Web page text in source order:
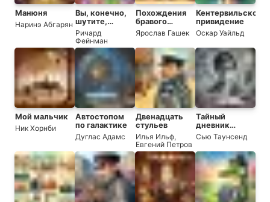
Манюня
Наринэ Абгарян
Вы, конечно,
шутите,
мистер
Фейнман!
Ричард
Фейнман
Похождения
бравого
солдата
Швейка
Ярослав Гашек
Кентервильское
привидение
Оскар Уайльд
Мой мальчик
Ник Хорнби
Автостопом
по галактике
Дуглас Адамс
Двенадцать
стульев
Илья Ильф,
Евгений Петров
Тайный
дневник
Адриана
Моула
Сью Таунсенд